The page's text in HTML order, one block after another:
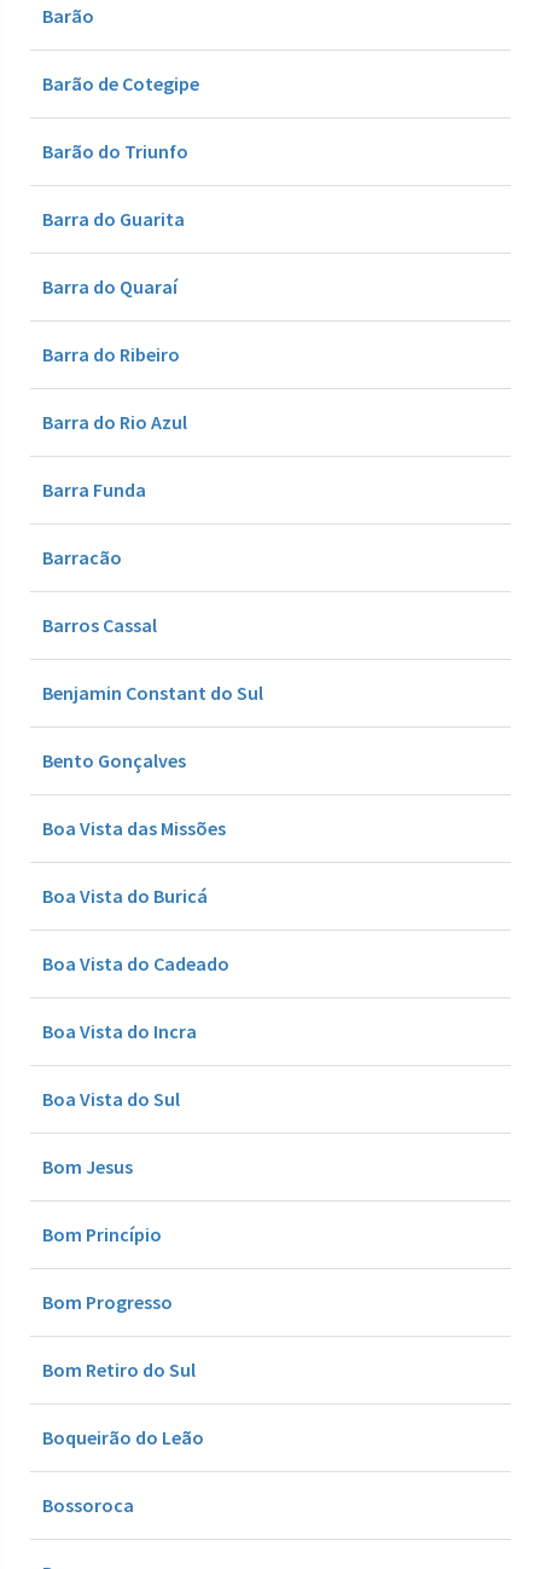
Barão
Barão de Cotegipe
Barão do Triunfo
Barra do Guarita
Barra do Quaraí
Barra do Ribeiro
Barra do Rio Azul
Barra Funda
Barracão
Barros Cassal
Benjamin Constant do Sul
Bento Gonçalves
Boa Vista das Missões
Boa Vista do Buricá
Boa Vista do Cadeado
Boa Vista do Incra
Boa Vista do Sul
Bom Jesus
Bom Princípio
Bom Progresso
Bom Retiro do Sul
Boqueirão do Leão
Bossoroca